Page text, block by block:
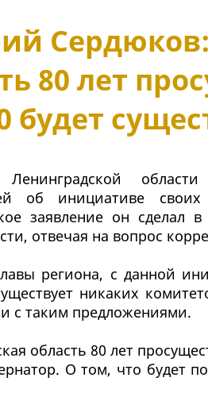
80 лет
будет
Ленинградской
об инициативе
заявление он сделал
отвечая на вопрос
региона, с данной
никаких
с таким предложениями.
область 80 лет
О том, что будет